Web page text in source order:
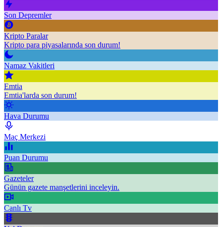
Son Depremler
Kripto Paralar
Kripto para piyasalarında son durum!
Namaz Vakitleri
Emtia
Emtia'larda son durum!
Hava Durumu
Maç Merkezi
Puan Durumu
Gazeteler
Günün gazete manşetlerini inceleyin.
Canlı Tv